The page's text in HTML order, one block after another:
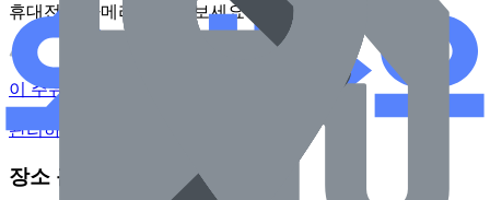
휴대전화 카메라로 찍어보세요
이 주유소의 사장님이신가요?
관리하기
장소 근처 주유소